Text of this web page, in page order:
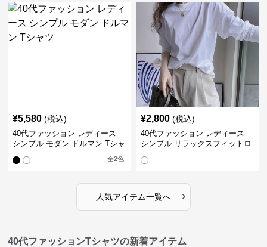
¥5,580 (税込)
40代ファッション レディース
シンプル モダン ドルマン Tシャ
全2色
¥2,800 (税込)
40代ファッション レディース
シンプル リラックスフィットロ
人気アイテム一覧へ ›
40代ファッションTシャツの新着アイテム